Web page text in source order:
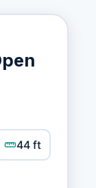
44 ft